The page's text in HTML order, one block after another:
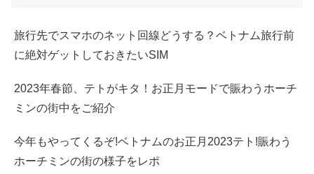
旅行先でスマホのネット回線どうする？ベトナム旅行前
に絶対ゲットしておきたいSIM
2023年春節、テトがキタ！お正月モードで賑わうホーチ
ミンの街中をご紹介
今年もやってくるぞ!ベトナムのお正月2023テト!賑わう
ホーチミンの街の様子をレポ